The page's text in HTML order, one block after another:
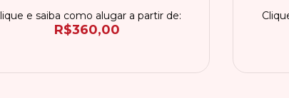
e saiba como alugar a partir de:
R$360,00